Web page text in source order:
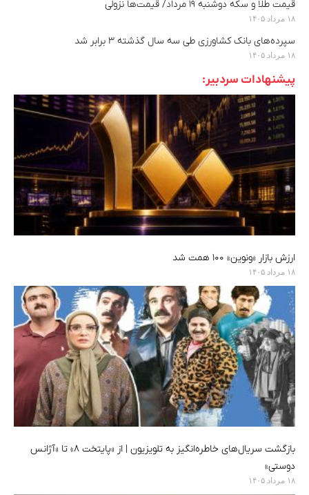
قیمت طلا و سکه دوشنبه ۱۹ مرداد/ قیمت‌ها نزولی
۱۸ مرداد ۱۴۰۵
سپرده‌های بانک کشاورزی طی سه سال گذشته ۳ برابر شد
۱۸ مرداد ۱۴۰۵
پیشنهادات سردبیر:
ارزش بازار «ونوین» ۱۰۰ همت شد
۱۸ مرداد ۱۴۰۵
بازگشت سریال‌های خاطره‌انگیز به تلویزیون | از «پایتخت ۸» تا «آژانس
دوستی»
۱۸ مرداد ۱۴۰۵